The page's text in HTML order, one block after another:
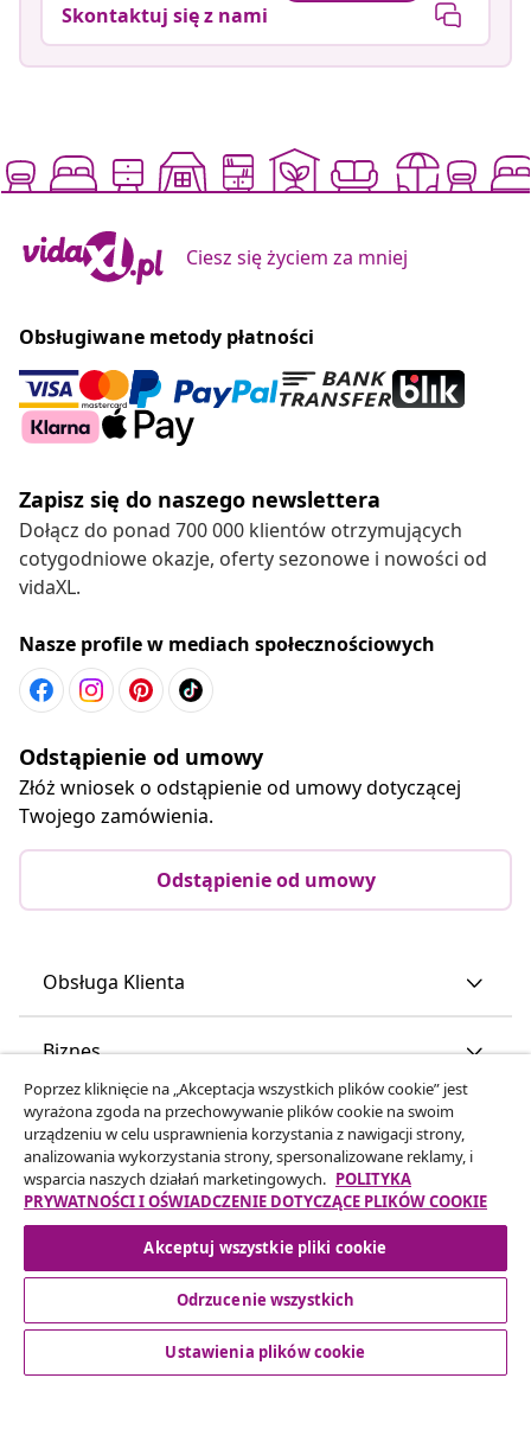
Skontaktuj się z nami
Ciesz się życiem za mniej
Obsługiwane metody płatności
Zapisz się do naszego newslettera
Dołącz do ponad 700 000 klientów otrzymujących
cotygodniowe okazje, oferty sezonowe i nowości od
vidaXL.
Nasze profile w mediach społecznościowych
Odstąpienie od umowy
Złóż wniosek o odstąpienie od umowy dotyczącej
Twojego zamówienia.
Odstąpienie od umowy
Obsługa Klienta
Biznes
vidaXL
Odkryj więcej
© 2008-2026 vidaXL www.vidaxl.pl jest sklepem internetowym
Poprzez kliknięcie na „Akceptacja wszystkich plików cookie” jest
wyrażona zgoda na przechowywanie plików cookie na swoim
urządzeniu w celu usprawnienia korzystania z nawigacji strony,
analizowania wykorzystania strony, spersonalizowane reklamy, i
wsparcia naszych działań marketingowych. POLITYKA
PRYWATNOŚCI I OŚWIADCZENIE DOTYCZĄCE PLIKÓW COOKIE
Akceptuj wszystkie pliki cookie
Odrzucenie wszystkich
Ustawienia plików cookie